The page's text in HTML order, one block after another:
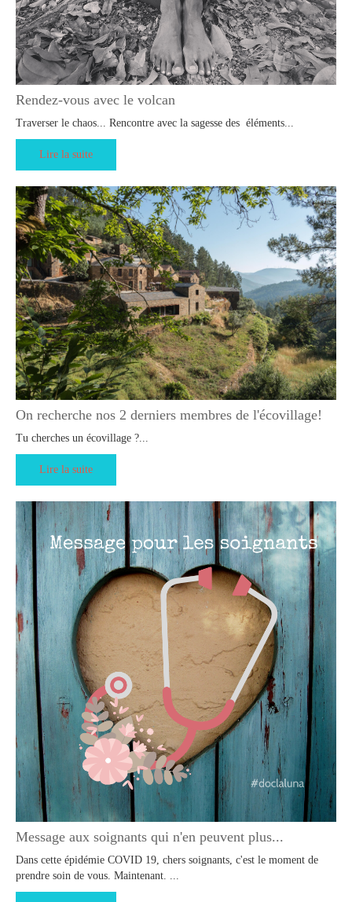
Rendez-vous avec le volcan
Traverser le chaos... Rencontre avec la sagesse des éléments...
Lire la suite
On recherche nos 2 derniers membres de l'écovillage!
Tu cherches un écovillage ?...
Lire la suite
Message aux soignants qui n'en peuvent plus...
Dans cette épidémie COVID 19, chers soignants, c'est le moment de
prendre soin de vous. Maintenant. ...